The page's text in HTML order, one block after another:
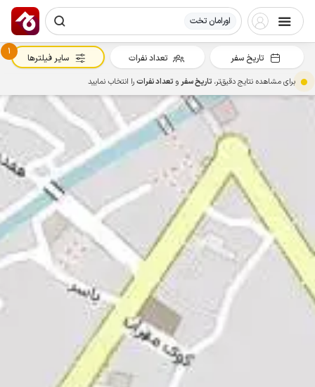
اورامان تخت
تاریخ سفر تعداد نفرات
1
سایر فیلترها
برای مشاهده نتایج دقیق‌تر، تاریخ سفرو تعداد نفراترا انتخاب نمایید